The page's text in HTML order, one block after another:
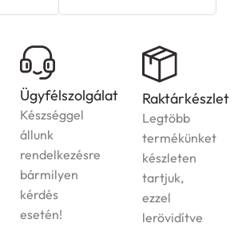
Ügyfélszolgálat
Készséggel
állunk
rendelkezésre
bármilyen
kérdés
esetén!
Raktárkészlet
Legtöbb
termékünket
készleten
tartjuk,
ezzel
lerövidítve